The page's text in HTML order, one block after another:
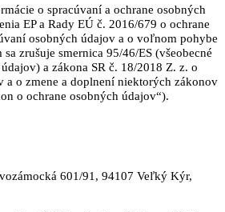
o spracúvaní a ochrane osobných
EP a Rady EÚ č. 2016/679 o ochrane
osobných údajov a o voľnom pohybe
zrušuje smernica 95/46/ES (všeobecné
a zákona SR č. 18/2018 Z. z. o
a o zmene a doplnení niektorých zákonov
o ochrane osobných údajov“).
601/91, 94107 Veľký Kýr,